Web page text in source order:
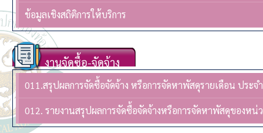
ข้อมูลเชิงสถิติการให้บริการ
งานจัดซื้อ-จัดจ้าง
011.สรุปผลการจัดซื้อจัดจ้าง หรือการจัดหาพัสดุรายเดือน ประ
012. รายงานสรุปผลการจัดซื้อจัดจ้างหรือการจัดหาพัสดุของห